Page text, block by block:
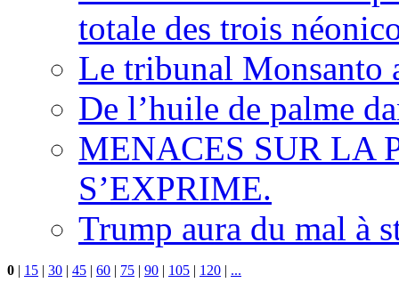
totale des trois
Le tribunal Monsanto
De l’huile de palme
MENACES SUR LA
S’EXPRIME.
Trump aura du mal à
0 | 15 | 30 | 45 | 60 | 75 | 90 | 105 | 120 | ...